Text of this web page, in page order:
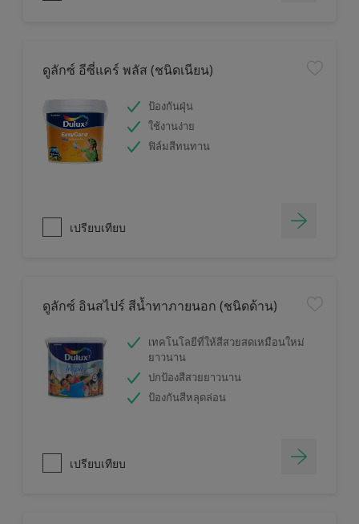
ดูลักซ์ อีซี่แคร์ พลัส (ชนิดเนียน)
ป้องกันฝุ่น
ใช้งานง่าย
ฟิล์มสีทนทาน
เปรียบเทียบ
ดูลักซ์ อินสไปร์ สีน้ำทาภายนอก (ชนิดด้าน)
เทคโนโลยีที่ให้สีสวยสดเหมือนใหม่
ยาวนาน
ปกป้องสีสวยยาวนาน
ป้องกันสีหลุดล่อน
เปรียบเทียบ